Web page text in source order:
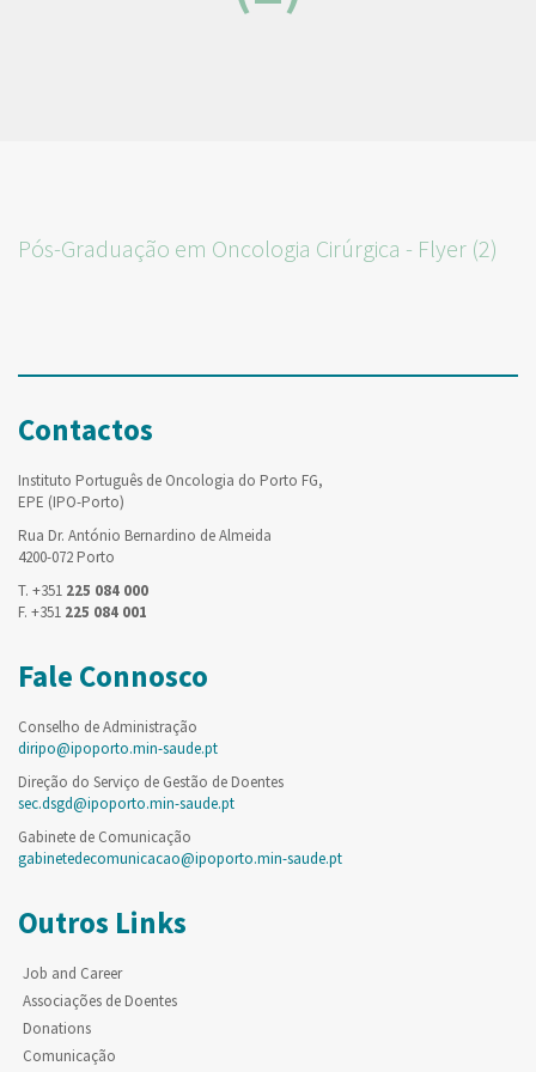
Pós-Graduação em Oncologia Cirúrgica - Flyer (2)
Contactos
Instituto Português de Oncologia do Porto FG,
EPE (IPO-Porto)
Rua Dr. António Bernardino de Almeida
4200-072 Porto
T. +351 225 084 000
F. +351 225 084 001
Fale Connosco
Conselho de Administração
diripo@ipoporto.min-saude.pt
Direção do Serviço de Gestão de Doentes
sec.dsgd@ipoporto.min-saude.pt
Gabinete de Comunicação
gabinetedecomunicacao@ipoporto.min-saude.pt
Outros Links
Job and Career
Associações de Doentes
Donations
Comunicação